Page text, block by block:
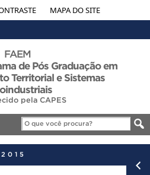
MAPA DO SITE
FAEM
de Pós Graduação em
Territorial e Sistemas
pela CAPES